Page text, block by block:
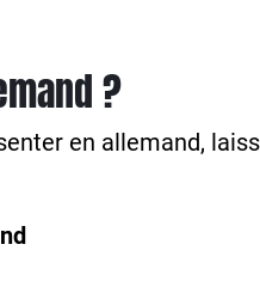
?
en allemand,